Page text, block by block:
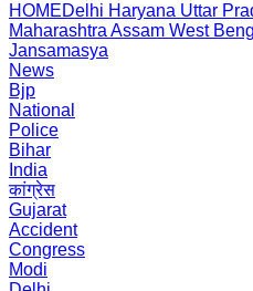
HOMEDelhi Haryana Uttar
Maharashtra Assam West
Jansamasya
News
Bjp
National
Police
Bihar
India
कांग्रेस
Gujarat
Accident
Congress
Modi